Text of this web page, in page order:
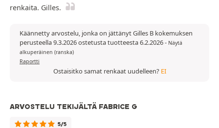
renkaita. Gilles.
Käännetty arvostelu, jonka on jättänyt Gilles B kokemuksen
perusteella 9.3.2026 ostetusta tuotteesta 6.2.2026- Näytä
alkuperäinen (ranska)
Raportti
Ostaisitko samat renkaat uudelleen? EI
ARVOSTELU TEKIJÄLTÄ FABRICE G
5/5